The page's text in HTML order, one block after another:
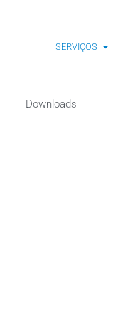
SERVIÇOS
Downloads